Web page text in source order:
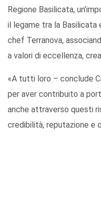
Regione Basilicata,
il legame tra la Basilicata
chef Terranova,
a valori di eccellenza,
«A tutti loro – conclude
per aver contribuito a
anche attraverso questi
credibilità, reputazione e